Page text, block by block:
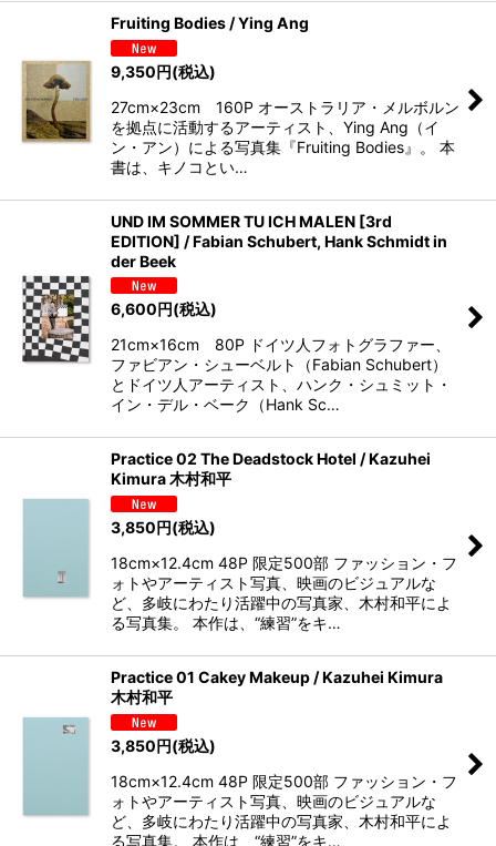
Fruiting Bodies / Ying Ang
9,350円(税込)
27cm×23cm 160P オーストラリア・メルボルン
を拠点に活動するアーティスト、Ying Ang（イ
ン・アン）による写真集『Fruiting Bodies』。 本
書は、キノコとい…
UND IM SOMMER TU ICH MALEN [3rd
EDITION] / Fabian Schubert, Hank Schmidt in
der Beek
6,600円(税込)
21cm×16cm 80P ドイツ人フォトグラファー、
ファビアン・シューベルト（Fabian Schubert）
とドイツ人アーティスト、ハンク・シュミット・
イン・デル・ベーク（Hank Sc…
Practice 02 The Deadstock Hotel / Kazuhei
Kimura 木村和平
3,850円(税込)
18cm×12.4cm 48P 限定500部 ファッション・フ
ォトやアーティスト写真、映画のビジュアルな
ど、多岐にわたり活躍中の写真家、木村和平によ
る写真集。 本作は、“練習”をキ…
Practice 01 Cakey Makeup / Kazuhei Kimura
木村和平
3,850円(税込)
18cm×12.4cm 48P 限定500部 ファッション・フ
ォトやアーティスト写真、映画のビジュアルな
ど、多岐にわたり活躍中の写真家、木村和平によ
る写真集。 本作は、“練習”をキ…